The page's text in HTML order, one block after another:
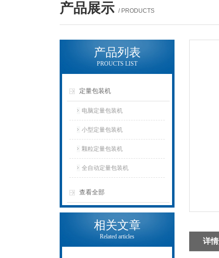
产品展示 / PRODUCTS
产品列表
PROUCTS LIST
定量包装机
电脑定量包装机
小型定量包装机
颗粒定量包装机
全自动定量包装机
查看全部
相关文章
Related articles
详